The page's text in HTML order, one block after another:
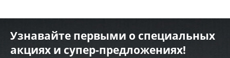
Узнавайте первыми о специальных
акциях и супер-предложениях!